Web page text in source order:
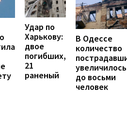
Удар по
Харькову:
двое
погибших,
21
раненый
В Одессе
количество
увеличилось
до восьми
человек